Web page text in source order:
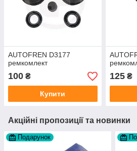
AUTOFREN D3177
ремкомлект
100 ₴
Купити
125₴
Акційні пропозиції та новинки
Подарунок